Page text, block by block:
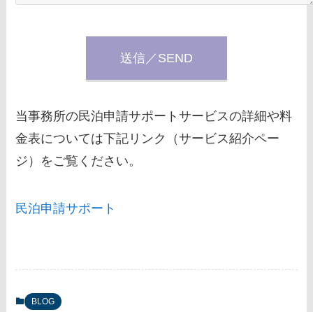
当事務所の民泊申請サポートサービスの詳細や料
金表については下記リンク（サービス紹介ペー
ジ）をご覧ください。
民泊申請サポート
BLOG